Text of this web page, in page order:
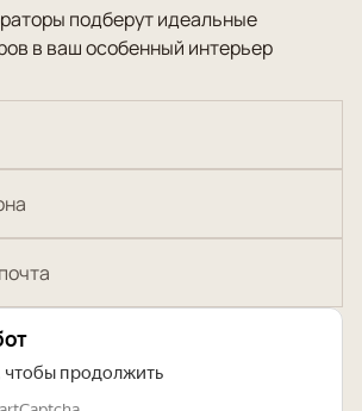
подберут идеальные
в ваш особенный интерьер